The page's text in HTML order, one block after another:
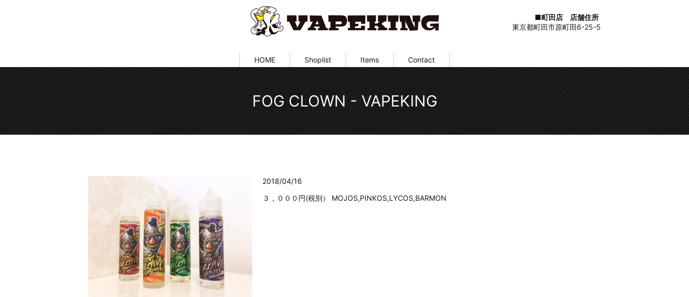
■町田店 店舗住所
東京都町田市原町田6-25-5
HOME Shoplist Items Contact
FOG CLOWN - VAPEKING
2018/04/16
３，０００円(税別） MOJOS,PINKOS,LYCOS,BARMON